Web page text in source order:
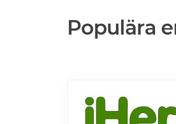
Populära